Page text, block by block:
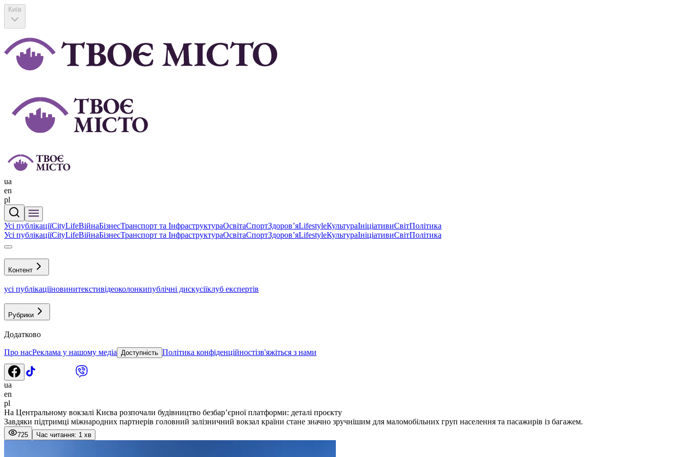
Київ
ua
en
pl
Усі публікаціїCityLifeВійнаБізнесТранспорт та ІнфраструктураОсвітаСпортЗдоровʼяLifestyleКультураІніціативиСвітПолітика
Усі публікаціїCityLifeВійнаБізнесТранспорт та ІнфраструктураОсвітаСпортЗдоровʼяLifestyleКультураІніціативиСвітПолітика
Контент
усі публікаціїновинитекстивідеоколонкипублічні дискусіїклуб експертів
Рубрики
Додатково
Про насРеклама у нашому медіа Доступність Політика конфіденційностізв'яжіться з нами
ua
en
pl
На Центральному вокзалі Києва розпочали будівництво безбар’єрної платформи: деталі проєкту
Завдяки підтримці міжнародних партнерів головний залізничний вокзал країни стане значно зручнішим для маломобільних груп населення та пасажирів із багажем.
725 Час читання: 1 хв